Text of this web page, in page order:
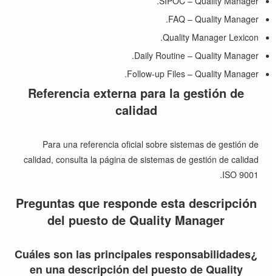
FAQ – Quality Manager.
Quality Manager Lexicon.
Daily Routine – Quality Manager.
Follow-up Files – Quality Manager.
Referencia externa para la gestión de
calidad
Para una referencia oficial sobre sistemas de gestión de
calidad, consulta la página de sistemas de gestión de calidad
ISO 9001
.
Preguntas que responde esta descripción
del puesto de Quality Manager
¿Cuáles son las principales responsabilidades
en una descripción del puesto de Quality